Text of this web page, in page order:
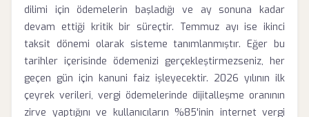
dilimi için ödemelerin başladığı ve ay sonuna kadar
devam ettiği kritik bir süreçtir. Temmuz ayı ise ikinci
taksit dönemi olarak sisteme tanımlanmıştır. Eğer bu
tarihler içerisinde ödemenizi gerçekleştirmezseniz, her
geçen gün için kanuni faiz işleyecektir. 2026 yılının ilk
çeyrek verileri, vergi ödemelerinde dijitalleşme oranının
zirve yaptığını ve kullanıcıların %85'inin internet vergi